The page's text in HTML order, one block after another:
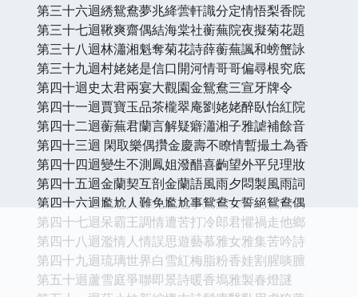
第三十六迴綉鴛鴦夢兆絳蕓軒識分定情悟梨香院
第三十七迴鞦爽齋偶結海棠社蘅蕪院夜擬菊花題
第三十八迴林瀟湘魁奪菊花詩薛蘅蕪諷和螃蟹詠
第三十九迴村姥姥是信口開河情哥哥偏尋根究底
第四十迴史太君兩宴大觀園金鴛鴦三宣牙牌令
第四十一迴賈寶玉品茶櫳翠庵劉姥姥醉臥怡紅院
第四十二迴蘅蕪君蘭言解疑癖瀟湘子雅謔補餘音
第四十三迴 閑取樂偶攢金慶壽不瞭情暫撮土為香
第四十四迴變生不測鳳姐潑醋喜齣望外平兒理妝
第四十五迴金蘭契互剖金蘭語風雨夕悶製風雨詞
第四十六迴尷尬人難免尷尬事鴛鴦女誓絕鴛鴦偶
第四十七迴呆霸王調情遭苦打冷郎君懼禍走他鄉
第四十八迴濫情人情誤思遊藝慕雅女雅集苦吟詩
第四十九迴琉璃世界白雪紅梅脂粉香娃割腥啖膻
第五十迴蘆雪庭爭聯即景詩暖香塢雅製春燈謎